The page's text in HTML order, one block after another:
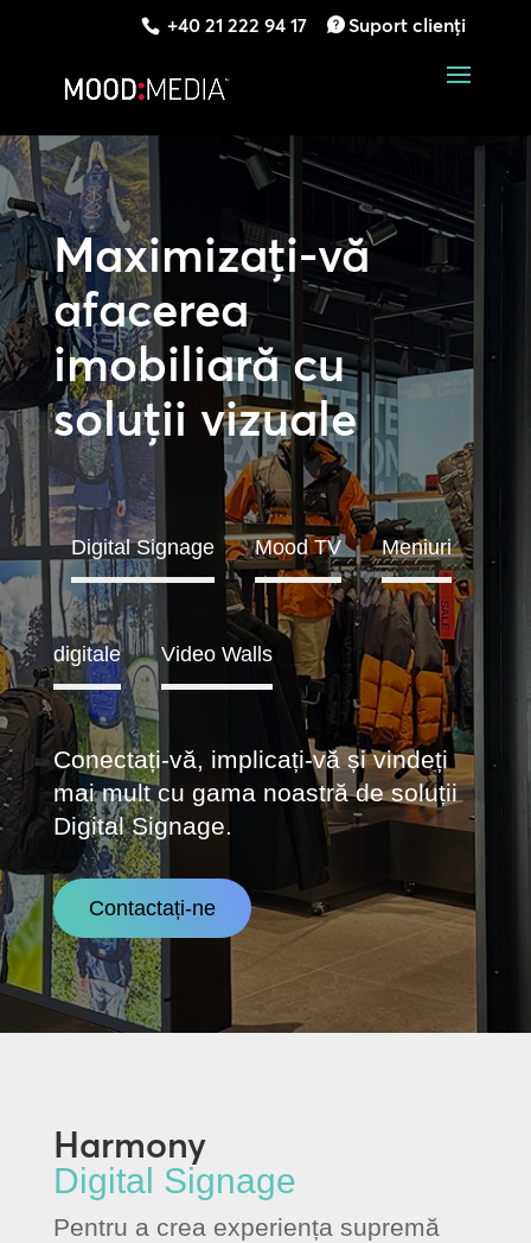
+40 21 222 94 17 Suport clienți
Maximizați-vă
afacerea
imobiliară cu
soluții vizuale
Digital Signage Mood TV Meniuri
digitale Video Walls
Conectați-vă, implicați-vă și vindeți
mai mult cu gama noastră de soluții
Digital Signage.
Contactați-ne
Harmony
Digital Signage
Pentru a crea experiența supremă